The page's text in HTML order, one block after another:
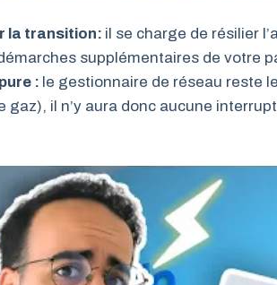
la transition: il se charge de résilier
supplémentaires de votre
: le gestionnaire de réseau reste
gaz), il n’y aura donc aucune